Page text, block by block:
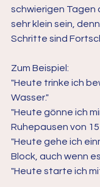
schwierigen Tagen
sehr klein sein,
Schritte sind
Zum Beispiel:
"Heute trinke ich
Wasser."
"Heute gönne ich
Ruhepausen von 15
"Heute gehe ich
Block, auch wenn
"Heute starte ich